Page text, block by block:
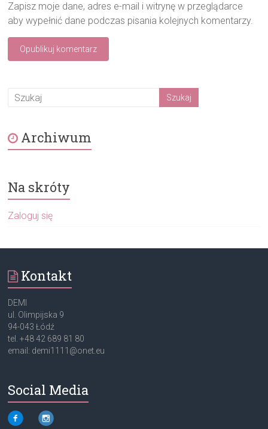
Zapisz moje dane, adres e-mail i witrynę w przeglądarce
aby wypełnić dane podczas pisania kolejnych komentarzy.
Archiwum
Na skróty
Zaloguj się
Kontakt
DEMI
ul. Olimpijska 9
94-043 Łódź
tel. +48 42 689 81 80
email: demi1111@onet.eu
Social Media